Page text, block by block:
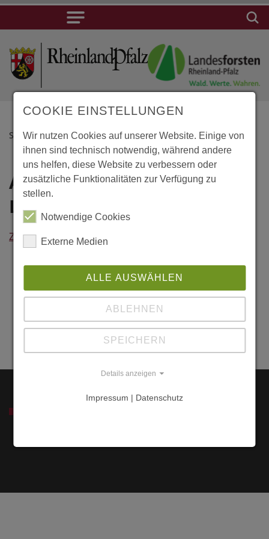
STARTSEITE
Achao, Hosteria
La Nave
Zurück
Lage
Quinchao -
Chiloe
COOKIE EINSTELLUNGEN
Wir nutzen Cookies auf unserer Website. Einige von
ihnen sind technisch notwendig, während andere
uns helfen, diese Website zu verbessern oder
zusätzliche Funktionalitäten zur Verfügung zu
stellen.
Notwendige Cookies
Externe Medien
ALLE AUSWÄHLEN
ABLEHNEN
SPEICHERN
Details anzeigen
Impressum | Datenschutz